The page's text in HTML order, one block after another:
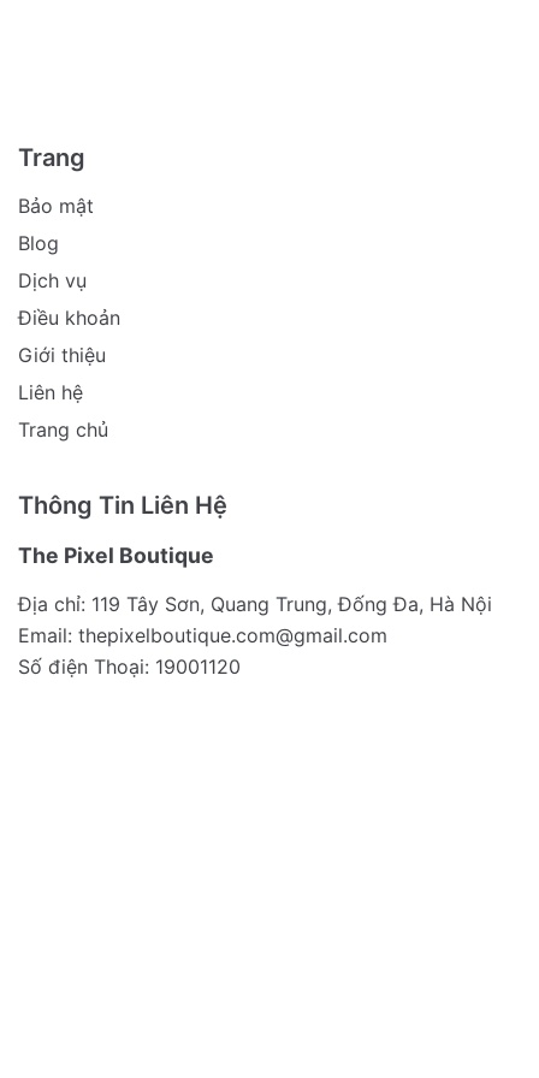
Trang
Bảo mật
Blog
Dịch vụ
Điều khoản
Giới thiệu
Liên hệ
Trang chủ
Thông Tin Liên Hệ
The Pixel Boutique
Địa chỉ: 119 Tây Sơn, Quang Trung, Đống Đa, Hà Nội
Email: thepixelboutique.com@gmail.com
Số điện Thoại: 19001120